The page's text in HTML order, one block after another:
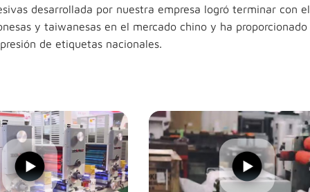
desarrollada por nuestra empresa logró terminar con el
y taiwanesas en el mercado chino y ha proporcionado
de etiquetas nacionales.